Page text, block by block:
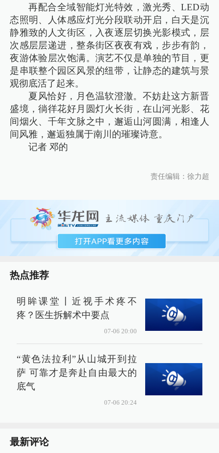
再配合全域智能灯光特效，激光秀、LED动
态照明、人体感应灯光分段联动开启，白天是沉
静雅致的人文街区，入夜逐层切换光影模式，层
次感层层递进，整条街区夜夜有戏，步步有韵，
夜游体验层次饱满。演艺不仅是单独的节目，更
是串联整个园区风景的纽带，让静态的建筑与景
观彻底活了起来。
夏风恰好，月色温软澄澈。不妨赴这方新晋
盛境，徜徉花好月圆灯火长街，在山河光影、花
间烟火、千年文脉之中，邂逅山河圆满，相逢人
间风雅，邂逅独属于南川的璀璨诗意。
记者 邓的
责任编辑：徐力超
热点推荐
明眸课堂丨近视手术疼不
疼？医生拆解术中要点
07-06 20:00
“黄色法拉利”从山城开到拉
萨 可靠才是奔赴自由最大的
底气
07-06 20:24
最新评论